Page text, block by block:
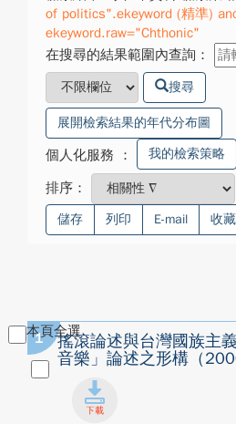
of politics".ekeyword (精準)
ekeyword.raw="Chthonic"
在搜尋的結果範圍內查詢：
搜尋
展開檢索結果的年代分布圖
個人化服務 ： 我的檢索策略
排序：
儲存 列印 E-mail 收藏
本頁全選
1
搖滾論述與台灣國族主
音樂」論述之形構（